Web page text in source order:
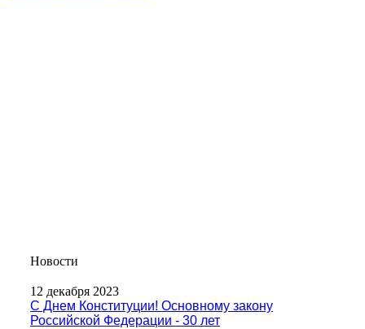
Новости
12 декабря 2023
С Днем Конституции! Основному закону
Российской Федерации - 30 лет